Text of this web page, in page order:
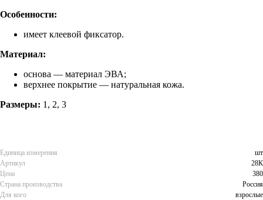
Особенности:
имеет клеевой фиксатор.
Материал:
основа — материал ЭВА;
верхнее покрытие — натуральная кожа.
Размеры: 1, 2, 3
Единица измерения
шт
Артикул
28К
Цена
380
Страна производства
Россия
Для кого
взрослые